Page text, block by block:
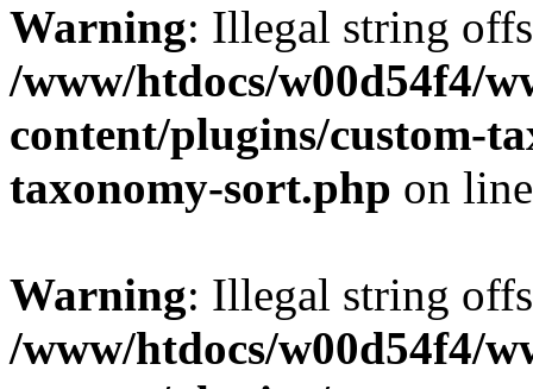
Warning: Illegal string
/www/htdocs/w00d54f4/
content/plugins/custom-
taxonomy-sort.php on
Warning: Illegal string
/www/htdocs/w00d54f4/